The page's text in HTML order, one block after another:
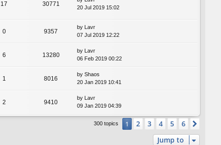
17 30771
20 Jul 2019 15:02
0 9357
by Lavr
07 Jul 2019 12:22
6 13280
by Lavr
06 Feb 2019 00:22
1 8016
by Shaos
20 Jan 2019 10:41
2 9410
by Lavr
09 Jan 2019 04:39
300 topics 1 2 3 4 5 6
Jump to